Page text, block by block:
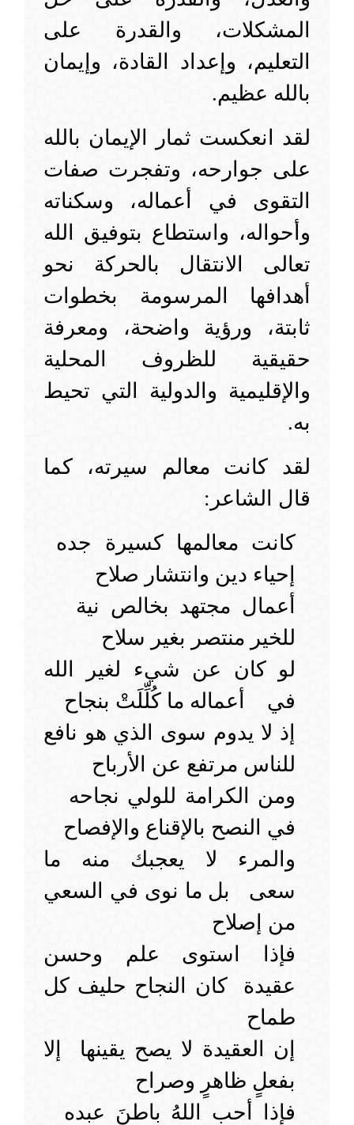
المشكلات، والقدرة على
التعليم، وإعداد القادة، وإيمان
بالله عظيم.
لقد انعكست ثمار الإيمان بالله
على جوارحه، وتفجرت صفات
التقوى في أعماله، وسكناته
وأحواله، واستطاع بتوفيق الله
تعالى الانتقال بالحركة نحو
أهدافها المرسومة بخطوات
ثابتة، ورؤية واضحة، ومعرفة
حقيقية للظروف المحلية
والإقليمية والدولية التي تحيط
به.
لقد كانت معالم سيرته، كما
قال الشاعر:
كانت معالمها كسيرة جده
إحياء دين وانتشار صلاح
أعمال مجتهد بخالص نية
للخير منتصر بغير سلاح
لو كان عن شيء لغير الله
في أعماله ما كُلِّلَتْ بنجاح
إذ لا يدوم سوى الذي هو نافع
للناس مرتفع عن الأرباح
ومن الكرامة للولي نجاحه
في النصح بالإقناع والإفصاح
والمرء لا يعجبك منه ما
سعى بل ما نوى في السعي
من إصلاح
فإذا استوى علم وحسن
عقيدة كان النجاح حليف كل
طماح
إن العقيدة لا يصح يقينها إلا
بفعلٍ ظاهرٍ وصراح
فإذا أحب اللهُ باطنَ عبده